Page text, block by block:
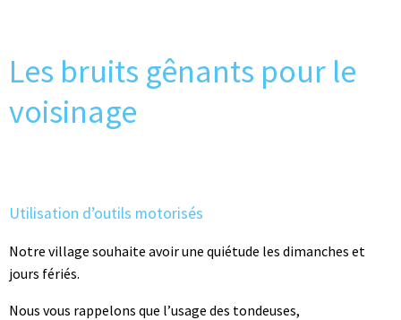
Les bruits gênants pour le
voisinage
Utilisation d’outils motorisés
Notre village souhaite avoir une quiétude les dimanches et
jours fériés.
Nous vous rappelons que l’usage des tondeuses,